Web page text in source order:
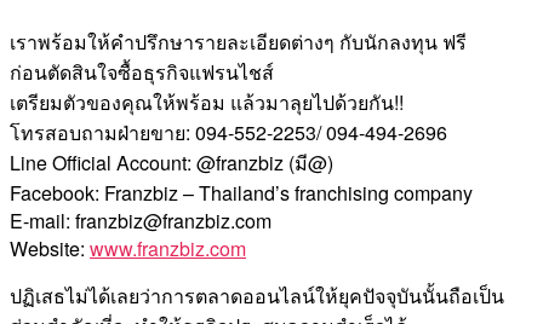
เราพร้อมให้คำปรึกษารายละเอียดต่างๆ กับนักลงทุน ฟรี
ก่อนตัดสินใจซื้อธุรกิจแฟรนไชส์
เตรียมตัวของคุณให้พร้อม แล้วมาลุยไปด้วยกัน!!
โทรสอบถามฝ่ายขาย: 094-552-2253/ 094-494-2696
Line Official Account: @franzbiz (มี@)
Facebook: Franzbiz – Thailand’s franchising company
E-mail: franzbiz@franzbiz.com
Website: www.franzbiz.com
ปฏิเสธไม่ได้เลยว่าการตลาดออนไลน์ให้ยุคปัจจุบันนั้นถือเป็น